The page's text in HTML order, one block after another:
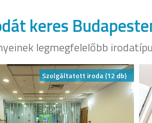
keres
legmegfelelőbb
Szolgáltatott iroda (12 db)